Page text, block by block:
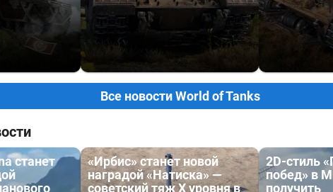
Все новости World of Tanks
станет
«Ирбис» станет новой
наградой «Натиска» —
советский тяж X уровня в
2D-стиль
побед» в
получить